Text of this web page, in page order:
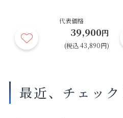
代表価格
39,900円
(税込 43,890円)
最近、チェッ